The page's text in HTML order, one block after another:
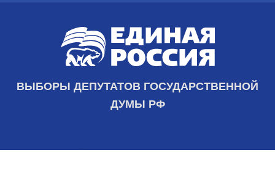
ВЫБОРЫ ДЕПУТАТОВ ГОСУДАРСТВЕННОЙ
ДУМЫ РФ